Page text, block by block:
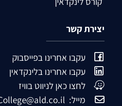
יצירת קשר
עקבו אחרינו בפייסבוק
עקבו אחרינו בלינקדאין
לחצו כאן לניווט בוויז
מייל: College@ald.co.il